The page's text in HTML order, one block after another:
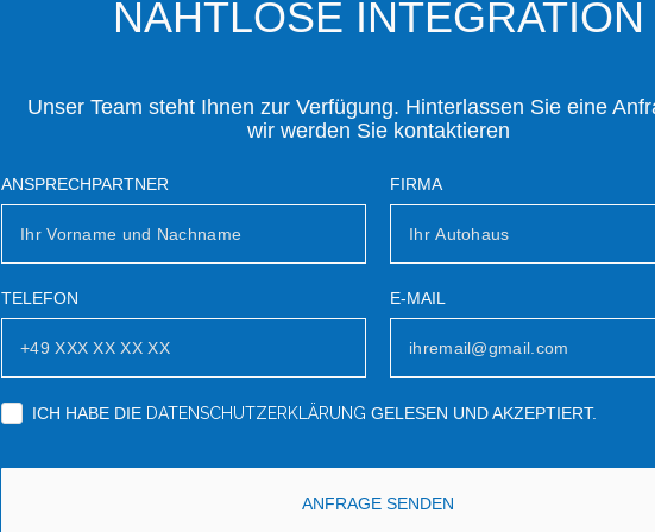
NAHTLOSE INTEGRATION
Unser Team steht Ihnen zur Verfügung. Hinterlassen Sie eine
wir werden Sie kontaktieren
ANSPRECHPARTNER FIRMA
TELEFON E-MAIL
ICH HABE DIE DATENSCHUTZERKLÄRUNG GELESEN UND AKZEPTIERT.
ANFRAGE SENDEN